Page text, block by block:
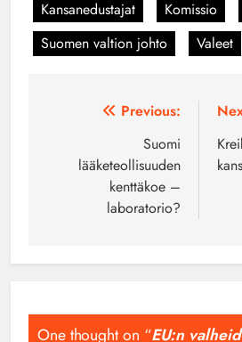
Kansanedustajat
Komissio
Suomen valtion johto
Valeet
Artikkelien
Previous:
Suomi
lääketeollisuuden
kenttäkoe –
laboratorio?
One thought on “EU:n